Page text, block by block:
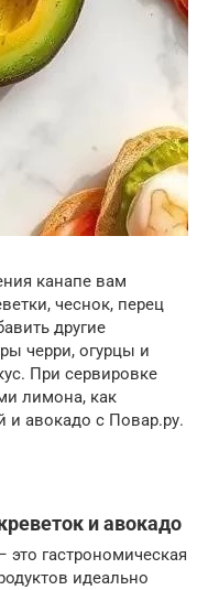
канапе вам
чеснок, перец
другие
черри, огурцы и
При сервировке
лимона, как
и авокадо с Повар.ру.
и авокадо
это гастрономическая
идеально